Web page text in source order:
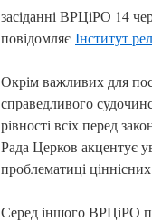
засіданні ВРЦіРО 14
повідомляє Інститут
Окрім важливих для
справедливого
рівності всіх перед
Рада Церков акцентує
проблематиці
Серед іншого ВРЦіРО